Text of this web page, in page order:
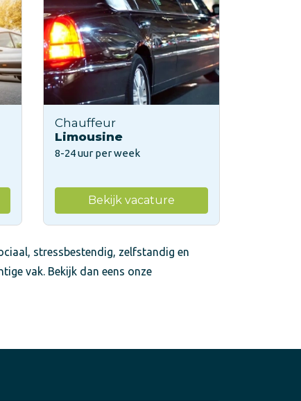
Chauffeur
Limousine
8-24 uur per week
Bekijk vacature
stressbestendig, zelfstandig en
vak. Bekijk dan eens onze